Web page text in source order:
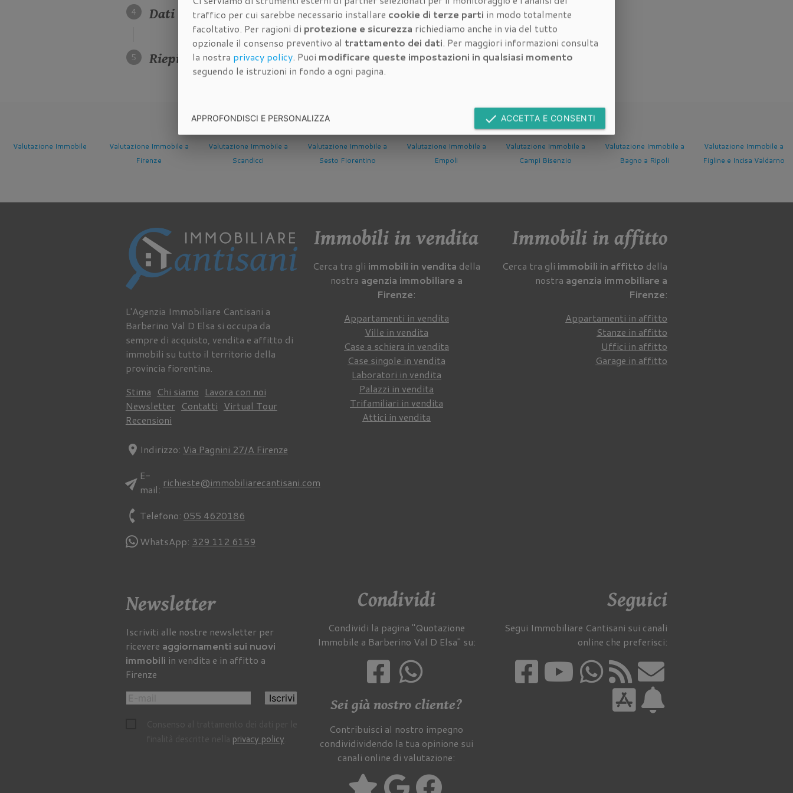
Dati della proprietà dell'immobile da quotare:
Riepilogo dei dati dell'immobile da quotare:
Valutazione Immobile a
Valutazione Immobile a
Scandicci
Valutazione Immobile a
Sesto Fiorentino
Valutazione Immobile a
Empoli
Valutazione Immobile a
Campi Bisenzio
Valutazione Immobile a
Bagno a Ripoli
Valutazione Immobile a
Figline e Incisa Valdarno
Valutazione
Fucecchio
L'Agenzia Immobiliare Cantisani a
Barberino Val D Elsa si occupa da
sempre di acquisto, vendita e affitto di
immobili su tutto il territorio della
provincia fiorentina.
Stima Chi siamo Lavora con noi
Newsletter Contatti Virtual Tour
Recensioni
location_on Indirizzo: Via Pagnini 27/A Firenze
sendE-
mail:
richieste@immobiliarecantisani.com
phoneTelefono: 055 4620186
WhatsApp: 329 112 6159
Immobili in vendita
Cerca tra gli immobili in vendita della
nostra agenzia immobiliare a
Firenze:
Appartamenti in vendita
Ville in vendita
Case a schiera in vendita
Case singole in vendita
Laboratori in vendita
Palazzi in vendita
Trifamiliari in vendita
Attici in vendita
Immobili in affitto
Cerca tra gli immobili in affitto della
nostra agenzia immobiliare a
Firenze:
Appartamenti in affitto
Stanze in affitto
Uffici in affitto
Garage in affitto
Newsletter
Iscriviti alle nostre newsletter per
ricevere aggiornamenti sui nuovi
immobili in vendita e in affitto a
Firenze
Iscrivi
privacy policy
Condividi
Condividi la pagina "Quotazione
Immobile a Barberino Val D Elsa" su:
Sei già nostro cliente?
Contribuisci al nostro impegno
condividividendo la tua opinione sui
canali online di valutazione:
Seguici
Segui Immobiliare Cantisani sui canali
online che preferisci:
traffico per cui sarebbe necessario installare cookie di terze parti in modo totalmente
facoltativo. Per ragioni di protezione e sicurezza richiediamo anche in via del tutto
opzionale il consenso preventivo al trattamento dei dati. Per maggiori informazioni consulta
la nostra privacy policy. Puoi modificare queste impostazioni in qualsiasi momento
seguendo le istruzioni in fondo a ogni pagina.
APPROFONDISCI E PERSONALIZZA done ACCETTA E CONSENTI